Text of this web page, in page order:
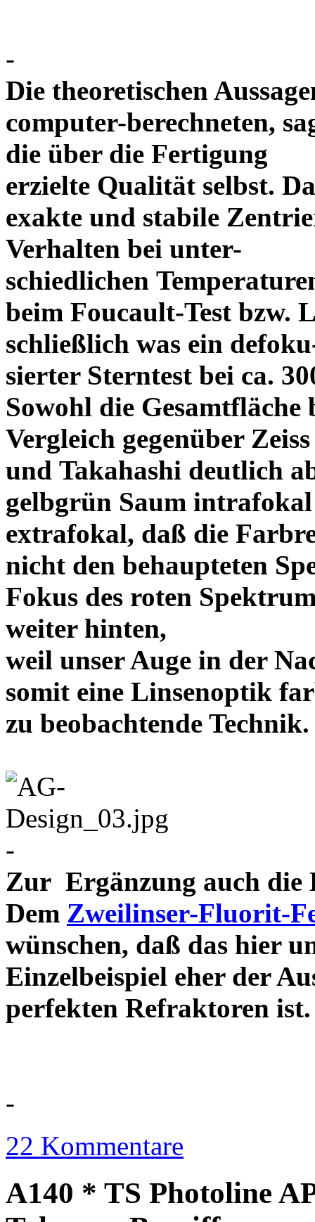
-
Die theoretischen
computer-berechneten,
die über die Fertigung
erzielte Qualität selbst.
exakte und stabile
Verhalten bei unter-
schiedlichen
beim Foucault-Test bzw.
schließlich was ein
sierter Sterntest bei ca.
Sowohl die
Vergleich gegenüber Zeiss
und Takahashi deutlich
gelbgrün Saum
extrafokal, daß die
nicht den behaupteten
Fokus des roten
weiter hinten,
weil unser Auge in der
somit eine Linsenoptik
zu beobachtende
-
Zur Ergänzung auch die
Dem Zweilinser-Fluorit-
wünschen, daß das hier
Einzelbeispiel eher der
perfekten
-
22 Kommentare
A140 * TS Photoline